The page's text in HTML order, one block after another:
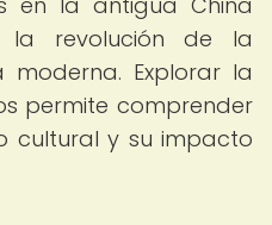
revolución de la
Explorar la
permite comprender
cultural y su impacto